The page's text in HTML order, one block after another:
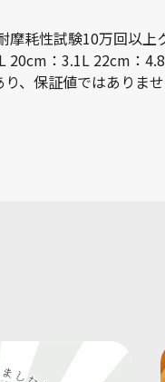
摩耗性試験10万回以
：3.1L 22cm：
、保証値ではありま